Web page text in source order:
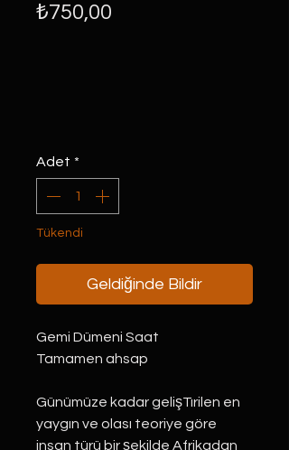
₺750,00
Adet *
Tükendi
Geldiğinde Bildir
Gemi Dümeni Saat
Tamamen ahsap
Günümüze kadar gelişTırilen en
yaygın ve olası teoriye göre
insan türü bir şekilde Afrikadan